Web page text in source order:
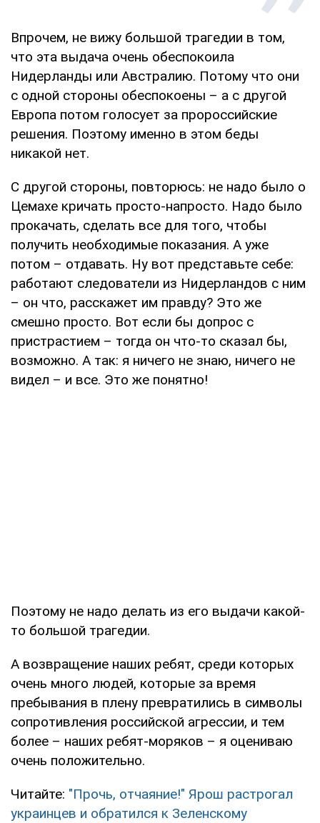
Впрочем, не вижу большой трагедии в том,
что эта выдача очень обеспокоила
Нидерланды или Австралию. Потому что они
с одной стороны обеспокоены – а с другой
Европа потом голосует за пророссийские
решения. Поэтому именно в этом беды
никакой нет.
С другой стороны, повторюсь: не надо было о
Цемахе кричать просто-напросто. Надо было
прокачать, сделать все для того, чтобы
получить необходимые показания. А уже
потом – отдавать. Ну вот представьте себе:
работают следователи из Нидерландов с ним
– он что, расскажет им правду? Это же
смешно просто. Вот если бы допрос с
пристрастием – тогда он что-то сказал бы,
возможно. А так: я ничего не знаю, ничего не
видел – и все. Это же понятно!
Поэтому не надо делать из его выдачи какой-
то большой трагедии.
А возвращение наших ребят, среди которых
очень много людей, которые за время
пребывания в плену превратились в символы
сопротивления российской агрессии, и тем
более – наших ребят-моряков – я оцениваю
очень положительно.
Читайте: "Прочь, отчаяние!" Ярош растрогал
украинцев и обратился к Зеленскому